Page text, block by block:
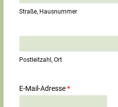
Straße, Hausnummer
n
i
l
Postleitzahl, Ort
E-Mail-Adresse*